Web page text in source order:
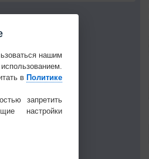
нашим
в Политике
запретить
настройки